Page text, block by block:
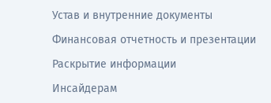
Устав и внутренние документы
Финансовая отчетность и презентации
Раскрытие информации
Инсайдерам